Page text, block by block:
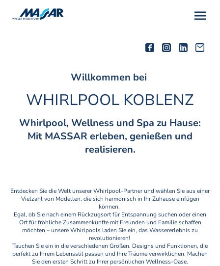
WHIRLPOOL KOBLENZ
Willkommen bei
Whirlpool, Wellness und Spa zu Hause:
Mit MASSAR erleben, genießen und
realisieren.
Entdecken Sie die Welt unserer Whirlpool-Partner und wählen Sie aus einer
Vielzahl von Modellen, die sich harmonisch in Ihr Zuhause einfügen
können.
Egal, ob Sie nach einem Rückzugsort für Entspannung suchen oder einen
Ort für fröhliche Zusammenkünfte mit Freunden und Familie schaffen
möchten – unsere Whirlpools laden Sie ein, das Wassererlebnis zu
revolutionieren!
Tauchen Sie ein in die verschiedenen Größen, Designs und Funktionen, die
perfekt zu Ihrem Lebensstil passen und Ihre Träume verwirklichen. Machen
Sie den ersten Schritt zu Ihrer persönlichen Wellness-Oase.